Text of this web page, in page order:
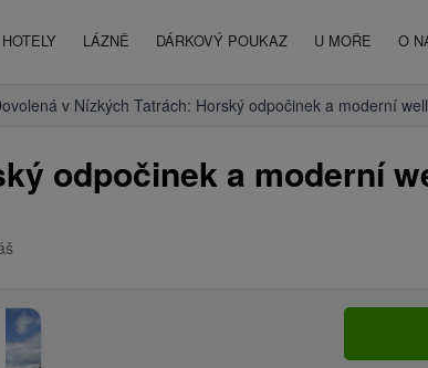
HOTELY LÁZNĚ DÁRKOVÝ POUKAZ U MOŘE O
v Nízkých Tatrách: Horský odpočinek a moderní
odpočinek a moderní